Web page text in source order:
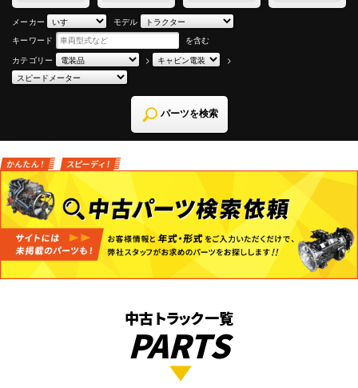
メーカー
モデル
キーワード
を含む
カテゴリー
> >
パーツを検索
中古トラック一覧
PARTS